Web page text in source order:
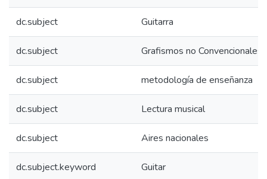
dc.subject Guitarra
dc.subject Grafismos no Convencionales
dc.subject metodología de enseñanza
dc.subject Lectura musical
dc.subject Aires nacionales
dc.subject.keyword Guitar